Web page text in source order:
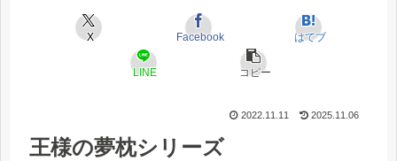
X Facebook はてブ
LINE コピー
2022.11.11 2025.11.06
王様の夢枕シリーズ